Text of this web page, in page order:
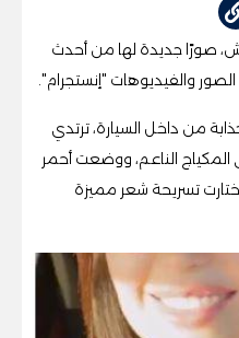
صورًا جديدة لها من أحدث
والفيديوهات "إنستجرام".
من داخل السيارة، ترتدي
الناعم، ووضعت أحمر
تسريحة شعر مميزة